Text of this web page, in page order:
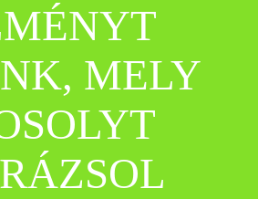
MELY